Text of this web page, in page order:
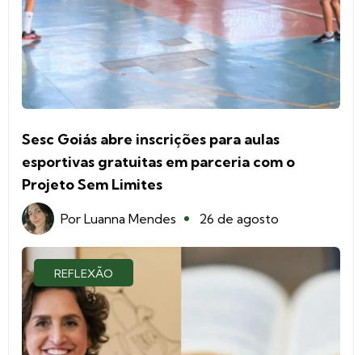
Sesc Goiás abre inscrições para aulas
esportivas gratuitas em parceria com o
Projeto Sem Limites
Por Luanna Mendes 26 de agosto
REFLEXÃO